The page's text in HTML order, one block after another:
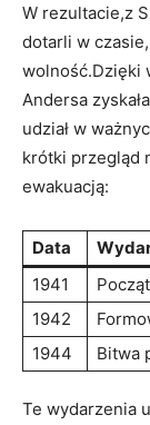
W rezultacie,z
dotarli w
wolność.Dzięki
Andersa
udział w
krótki przegląd
ewakuacją:
Data
1941
1942
1944
Bitwa
Te wydarzenia